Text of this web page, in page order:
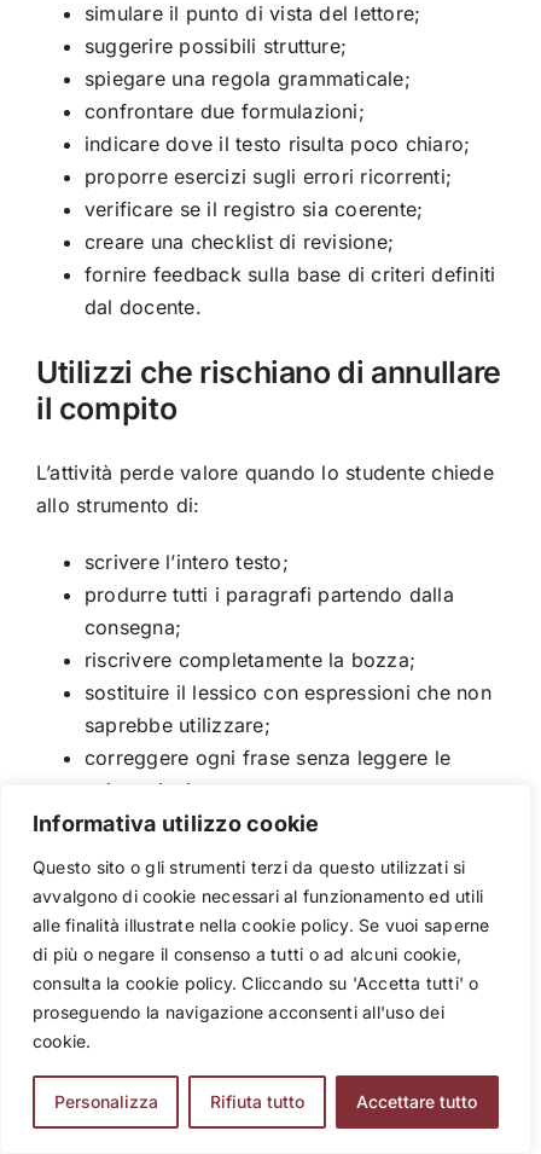
Informativa utilizzo cookie
Questo sito o gli strumenti terzi da questo utilizzati si
avvalgono di cookie necessari al funzionamento ed utili
alle finalità illustrate nella cookie policy. Se vuoi saperne
di più o negare il consenso a tutti o ad alcuni cookie,
consulta la cookie policy. Cliccando su 'Accetta tutti' o
proseguendo la navigazione acconsenti all'uso dei
cookie.
Personalizza Rifiuta tutto Accettare tutto
simulare il punto di vista del lettore;
suggerire possibili strutture;
spiegare una regola grammaticale;
confrontare due formulazioni;
indicare dove il testo risulta poco chiaro;
proporre esercizi sugli errori ricorrenti;
verificare se il registro sia coerente;
creare una checklist di revisione;
fornire feedback sulla base di criteri definiti
dal docente.
Utilizzi che rischiano di annullare
il compito
L’attività perde valore quando lo studente chiede
allo strumento di:
scrivere l’intero testo;
produrre tutti i paragrafi partendo dalla
consegna;
riscrivere completamente la bozza;
sostituire il lessico con espressioni che non
saprebbe utilizzare;
correggere ogni frase senza leggere le
spiegazioni;
generare un lavoro presentato poi come
interamente personale.
La distinzione centrale è questa:
L’AI può aiutare lo studente a
prendere decisioni migliori, ma
decisioni al suo posto.